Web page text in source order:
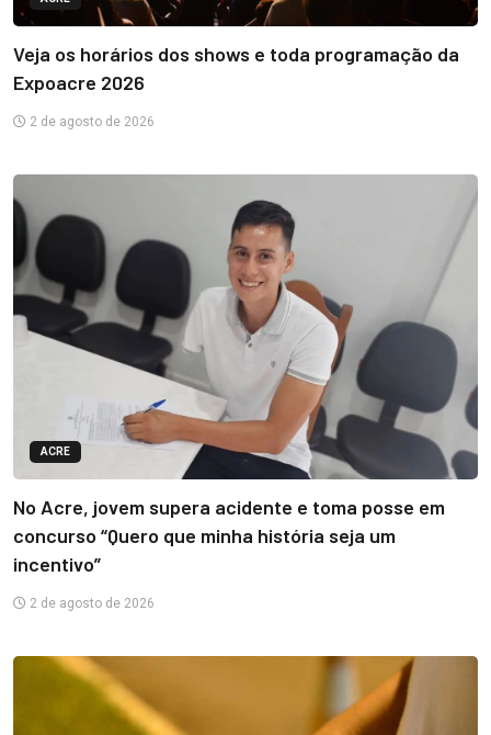
Veja os horários dos shows e toda programação da
Expoacre 2026
2 de agosto de 2026
ACRE
No Acre, jovem supera acidente e toma posse em
concurso “Quero que minha história seja um
incentivo”
2 de agosto de 2026